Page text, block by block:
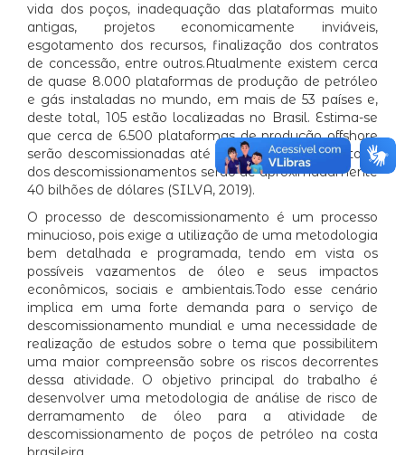
vida dos poços, inadequação das plataformas muito
antigas, projetos economicamente inviáveis,
esgotamento dos recursos, finalização dos contratos
de concessão, entre outros.Atualmente existem cerca
de quase 8.000 plataformas de produção de petróleo
e gás instaladas no mundo, em mais de 53 países e,
deste total, 105 estão localizadas no Brasil. Estima-se
que cerca de 6.500 plataformas de produção offshore
serão descomissionadas até 2025, e que o custo total
dos descomissionamentos serão de aproximadamente
40 bilhões de dólares (SILVA, 2019).
O processo de descomissionamento é um processo
minucioso, pois exige a utilização de uma metodologia
bem detalhada e programada, tendo em vista os
possíveis vazamentos de óleo e seus impactos
econômicos, sociais e ambientais.Todo esse cenário
implica em uma forte demanda para o serviço de
descomissionamento mundial e uma necessidade de
realização de estudos sobre o tema que possibilitem
uma maior compreensão sobre os riscos decorrentes
dessa atividade. O objetivo principal do trabalho é
desenvolver uma metodologia de análise de risco de
derramamento de óleo para a atividade de
descomissionamento de poços de petróleo na costa